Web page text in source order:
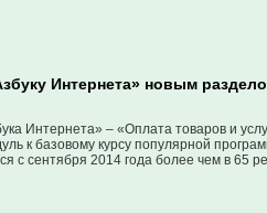
Интернета» новым
Интернета» – «Оплата товаров и
к базовому курсу популярной
с сентября 2014 года более чем в 65